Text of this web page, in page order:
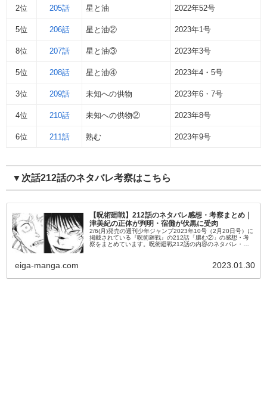
2位 205話 星と油 2022年52号
5位 206話 星と油② 2023年1号
8位 207話 星と油③ 2023年3号
5位 208話 星と油④ 2023年4・5号
3位 209話 未知への供物 2023年6・7号
4位 210話 未知への供物② 2023年8号
6位 211話 熟む 2023年9号
▼次話212話のネタバレ考察はこちら
【呪術廻戦】212話のネタバレ感想・考察まとめ｜
津美紀の正体が判明・宿儺が伏黒に受肉
2/6(月)発売の週刊少年ジャンプ2023年10号（2月20日号）に
掲載されている『呪術廻戦』の212話「膿む②」の感想・考
察をまとめています。呪術廻戦212話の内容のネタバレ・あ
eiga-manga.com 2023.01.30